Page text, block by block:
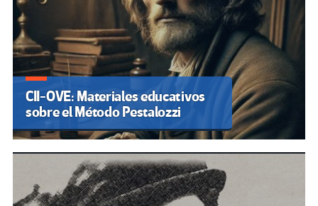
CII-OVE: Materiales educativos
sobre el Método Pestalozzi